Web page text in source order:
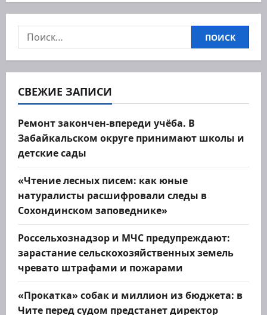
и
я
п
о
з
а
п
и
с
я
м
Найти:
СВЕЖИЕ ЗАПИСИ
Ремонт закончен-впереди учёба. В
Забайкальском округе принимают школы и
детские сады
«Чтение лесных писем: как юные
натуралисты расшифровали следы в
Сохондинском заповеднике»
Россельхознадзор и МЧС предупреждают:
зарастание сельскохозяйственных земель
чревато штрафами и пожарами
«Прокатка» собак и миллион из бюджета: в
Чите перед судом предстанет директор